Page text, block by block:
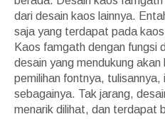
dari desain kaos lainnya.
saja yang terdapat pada
Kaos famgath dengan fungsi
desain yang mendukung
pemilihan fontnya, tulisannya,
sebagainya. Tak jarang,
menarik dilihat, dan terdapat